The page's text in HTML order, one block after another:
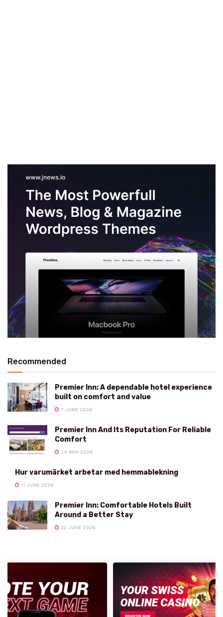
Recommended
Premier Inn: A dependable hotel experience
built on comfort and value
7 JUNE 2026
Premier Inn And Its Reputation For Reliable
Comfort
24 MAY 2026
Hur varumärket arbetar med hemmablekning
11 JUNE 2026
Premier Inn: Comfortable Hotels Built
Around a Better Stay
22 JUNE 2026